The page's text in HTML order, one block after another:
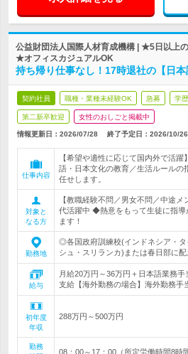
公益財団法人国際人材育成機構 | ★5日以上
★オフィスカジュアルOK
持ち帰り仕事なし！17時退社の【日
契約社員 職種・業種未経験OK 急募 学
第二新卒歓迎 女性のおしごと掲載中
情報更新日：2026/07/28 終了予定日： 2026/10/26
仕事内容
【希望や適性に応じて国内外で活
語・日本文化の教育／生活ルールの
任せします。
対象と
なる方
【教職経験不問／男女不問／中途
代活躍中 ◆熱意をもって生徒に指導
ます！
勤務地
◎各国政府訓練校(インドネシア・
シュ・スリランカ)または春日部に
給与
月給20万円～36万円＋日本語業務
支給【海外勤務の場合】海外勤務手
初年度
年収
288万円～500万円
勤務
08：00～17：00（所定労働時間8時